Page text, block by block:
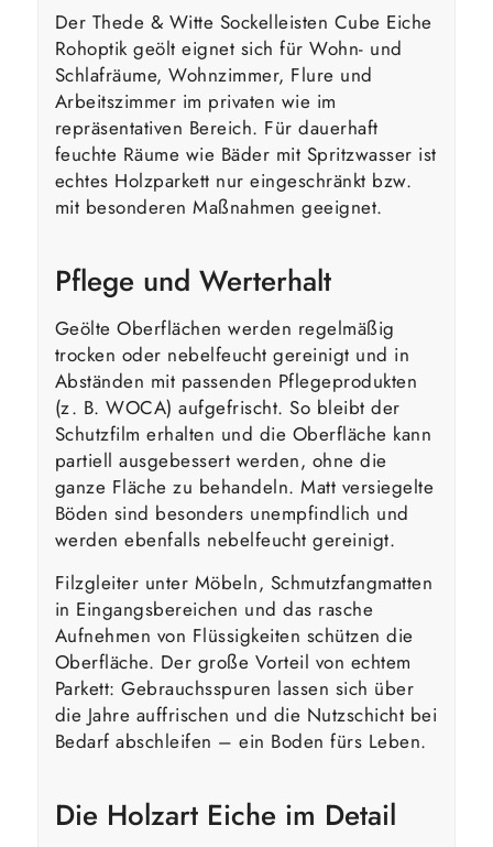
Der Thede & Witte Sockelleisten Cube Eiche
Rohoptik geölt eignet sich für Wohn- und
Schlafräume, Wohnzimmer, Flure und
Arbeitszimmer im privaten wie im
repräsentativen Bereich. Für dauerhaft
feuchte Räume wie Bäder mit Spritzwasser ist
echtes Holzparkett nur eingeschränkt bzw.
mit besonderen Maßnahmen geeignet.
Pflege und Werterhalt
Geölte Oberflächen werden regelmäßig
trocken oder nebelfeucht gereinigt und in
Abständen mit passenden Pflegeprodukten
(z. B. WOCA) aufgefrischt. So bleibt der
Schutzfilm erhalten und die Oberfläche kann
partiell ausgebessert werden, ohne die
ganze Fläche zu behandeln. Matt versiegelte
Böden sind besonders unempfindlich und
werden ebenfalls nebelfeucht gereinigt.
Filzgleiter unter Möbeln, Schmutzfangmatten
in Eingangsbereichen und das rasche
Aufnehmen von Flüssigkeiten schützen die
Oberfläche. Der große Vorteil von echtem
Parkett: Gebrauchsspuren lassen sich über
die Jahre auffrischen und die Nutzschicht bei
Bedarf abschleifen – ein Boden fürs Leben.
Die Holzart Eiche im Detail